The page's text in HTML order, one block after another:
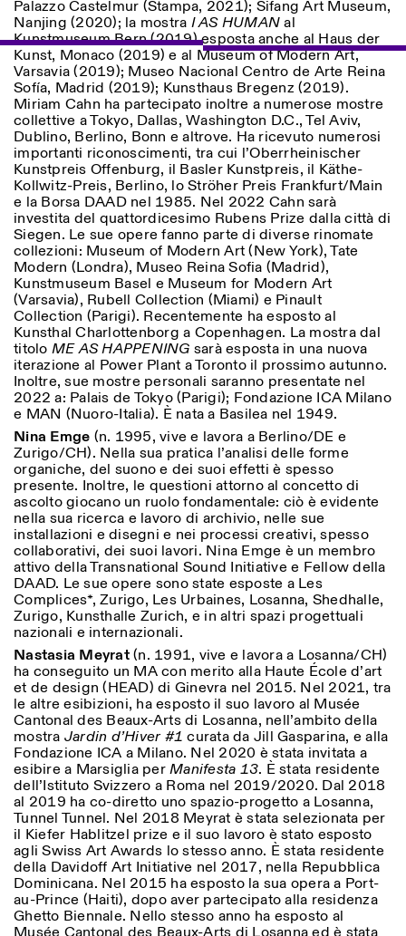
Palazzo Castelmur (Stampa, 2021); Sifang Art Museum,
Nanjing (2020); la mostra I AS HUMANal
Kunstmuseum Bern (2019) esposta anche al Haus der
Kunst, Monaco (2019) e al Museum of Modern Art,
Varsavia (2019); Museo Nacional Centro de Arte Reina
Sofía, Madrid (2019); Kunsthaus Bregenz (2019).
Miriam Cahn ha partecipato inoltre a numerose mostre
collettive a Tokyo, Dallas, Washington D.C., Tel Aviv,
Dublino, Berlino, Bonn e altrove. Ha ricevuto numerosi
importanti riconoscimenti, tra cui l’Oberrheinischer
Kunstpreis Offenburg, il Basler Kunstpreis, il Käthe-
Kollwitz-Preis, Berlino, lo Ströher Preis Frankfurt/Main
e la Borsa DAAD nel 1985. Nel 2022 Cahn sarà
investita del quattordicesimo Rubens Prize dalla città di
Siegen. Le sue opere fanno parte di diverse rinomate
collezioni: Museum of Modern Art (New York), Tate
Modern (Londra), Museo Reina Sofia (Madrid),
Kunstmuseum Basel e Museum for Modern Art
(Varsavia), Rubell Collection (Miami) e Pinault
Collection (Parigi). Recentemente ha esposto al
Kunsthal Charlottenborg a Copenhagen. La mostra dal
titolo ME AS HAPPENING sarà esposta in una nuova
iterazione al Power Plant a Toronto il prossimo autunno.
Inoltre, sue mostre personali saranno presentate nel
2022 a: Palais de Tokyo (Parigi); Fondazione ICA Milano
e MAN (Nuoro-Italia). È nata a Basilea nel 1949.
Nina Emge (n. 1995, vive e lavora a Berlino/DE e
Zurigo/CH). Nella sua pratica l’analisi delle forme
organiche, del suono e dei suoi effetti è spesso
presente. Inoltre, le questioni attorno al concetto di
ascolto giocano un ruolo fondamentale: ciò è evidente
nella sua ricerca e lavoro di archivio, nelle sue
installazioni e disegni e nei processi creativi, spesso
collaborativi, dei suoi lavori. Nina Emge è un membro
attivo della Transnational Sound Initiative e Fellow della
DAAD. Le sue opere sono state esposte a Les
Complices*, Zurigo, Les Urbaines, Losanna, Shedhalle,
Zurigo, Kunsthalle Zurich, e in altri spazi progettuali
nazionali e internazionali.
Nastasia Meyrat(n. 1991, vive e lavora a Losanna/CH)
ha conseguito un MA con merito alla Haute École d’art
et de design (HEAD) di Ginevra nel 2015. Nel 2021, tra
le altre esibizioni, ha esposto il suo lavoro al Musée
Cantonal des Beaux-Arts di Losanna, nell’ambito della
mostra Jardin d’Hiver #1 curata da Jill Gasparina, e alla
Fondazione ICA a Milano. Nel 2020 è stata invitata a
esibire a Marsiglia perManifesta 13. È stata residente
dell’Istituto Svizzero a Roma nel 2019/2020. Dal 2018
al 2019 ha co-diretto uno spazio-progetto a Losanna,
Tunnel Tunnel. Nel 2018 Meyrat è stata selezionata per
il Kiefer Hablitzel prize e il suo lavoro è stato esposto
agli Swiss Art Awards lo stesso anno. È stata residente
della Davidoff Art Initiative nel 2017, nella Repubblica
Dominicana. Nel 2015 ha esposto la sua opera a Port-
au-Prince (Haiti), dopo aver partecipato alla residenza
Ghetto Biennale. Nello stesso anno ha esposto al